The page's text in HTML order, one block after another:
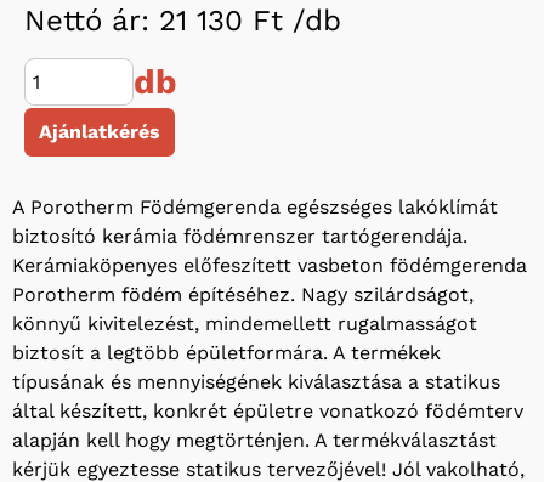
Nettó ár: 21 130 Ft /db
db
Ajánlatkérés
A Porotherm Födémgerenda egészséges lakóklímát
biztosító kerámia födémrenszer tartógerendája.
Kerámiaköpenyes előfeszített vasbeton födémgerenda
Porotherm födém építéséhez. Nagy szilárdságot,
könnyű kivitelezést, mindemellett rugalmasságot
biztosít a legtöbb épületformára. A termékek
típusának és mennyiségének kiválasztása a statikus
által készített, konkrét épületre vonatkozó födémterv
alapján kell hogy megtörténjen. A termékválasztást
kérjük egyeztesse statikus tervezőjével! Jól vakolható,